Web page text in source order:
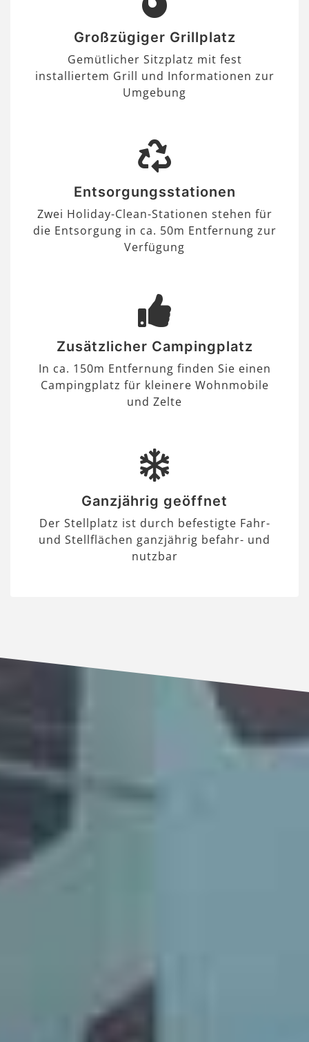
Großzügiger Grillplatz
Gemütlicher Sitzplatz mit fest
installiertem Grill und Informationen zur
Umgebung
Entsorgungsstationen
Zwei Holiday-Clean-Stationen stehen für
die Entsorgung in ca. 50m Entfernung zur
Verfügung
Zusätzlicher Campingplatz
In ca. 150m Entfernung finden Sie einen
Campingplatz für kleinere Wohnmobile
und Zelte
Ganzjährig geöffnet
Der Stellplatz ist durch befestigte Fahr-
und Stellflächen ganzjährig befahr- und
nutzbar